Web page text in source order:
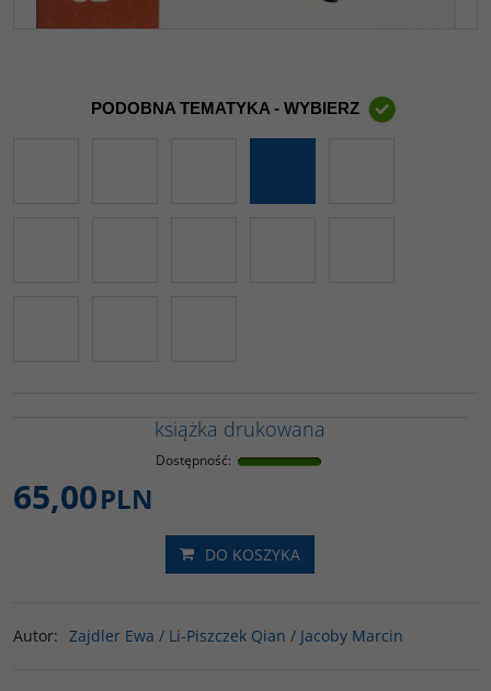
PODOBNA TEMATYKA - WYBIERZ
książka drukowana
Dostępność:
65,00PLN
DO KOSZYKA
Autor: Zajdler Ewa / Li-Piszczek Qian / Jacoby Marcin